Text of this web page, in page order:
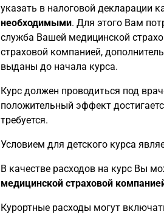
указать в налоговой декларации
необходимыми. Для этого Вам
служба Вашей медицинской
страховой компанией,
выданы до начала курса.
Курс должен проводиться под
положительный эффект
требуется.
Условием для детского курса
В качестве расходов на курс Вы
медицинской страховой
Курортные расходы могут